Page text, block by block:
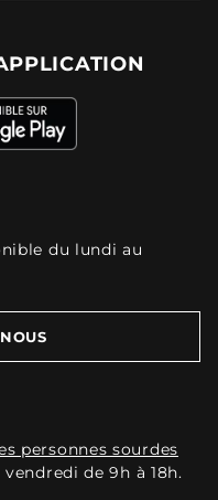
du lundi au
personnes sourdes
de 9h à 18h.